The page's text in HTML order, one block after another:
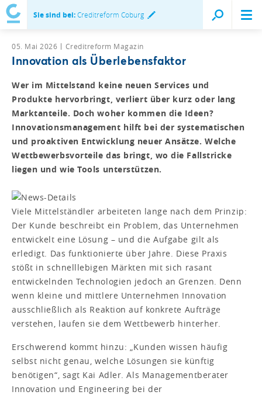
Sie sind bei:Creditreform Coburg
05. Mai 2026 Creditreform Magazin
Innovation als Überlebensfaktor
Wer im Mittelstand keine neuen Services und
Produkte hervorbringt, verliert über kurz oder lang
Marktanteile. Doch woher kommen die Ideen?
Innovationsmanagement hilft bei der systematischen
und proaktiven Entwicklung neuer Ansätze. Welche
Wettbewerbsvorteile das bringt, wo die Fallstricke
liegen und wie Tools unterstützen.
Viele Mittelständler arbeiteten lange nach dem Prinzip:
Der Kunde beschreibt ein Problem, das Unternehmen
entwickelt eine Lösung – und die Aufgabe gilt als
erledigt. Das funktionierte über Jahre. Diese Praxis
stößt in schnelllebigen Märkten mit sich rasant
entwickelnden Technologien jedoch an Grenzen. Denn
wenn kleine und mittlere Unternehmen Innovation
ausschließlich als Reaktion auf konkrete Aufträge
verstehen, laufen sie dem Wettbewerb hinterher.
Erschwerend kommt hinzu: „Kunden wissen häufig
selbst nicht genau, welche Lösungen sie künftig
benötigen“, sagt Kai Adler. Als Managementberater
Innovation und Engineering bei der